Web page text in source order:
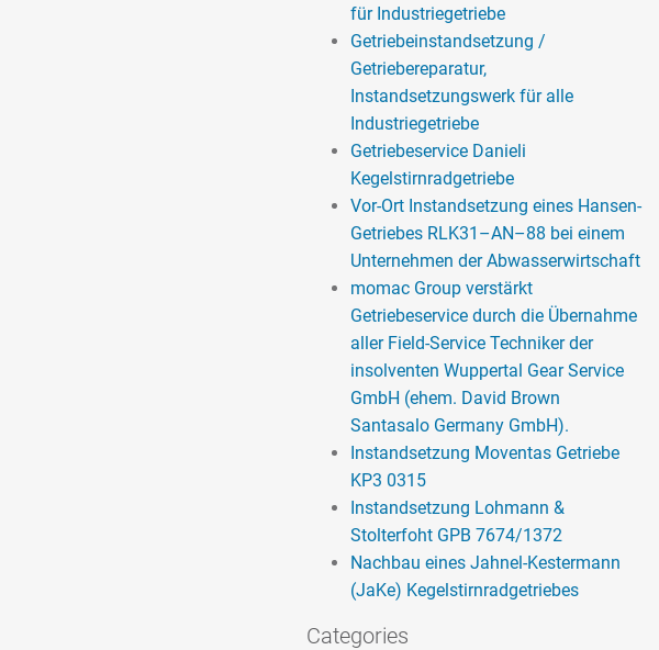
für Industriegetriebe
Getriebeinstandsetzung /
Getriebereparatur,
Instandsetzungswerk für alle
Industriegetriebe
Getriebeservice Danieli
Kegelstirnradgetriebe
Vor-Ort Instandsetzung eines Hansen-
Getriebes RLK31–AN–88 bei einem
Unternehmen der Abwasserwirtschaft
momac Group verstärkt
Getriebeservice durch die Übernahme
aller Field-Service Techniker der
insolventen Wuppertal Gear Service
GmbH (ehem. David Brown
Santasalo Germany GmbH).
Instandsetzung Moventas Getriebe
KP3 0315
Instandsetzung Lohmann &
Stolterfoht GPB 7674/1372
Nachbau eines Jahnel-Kestermann
(JaKe) Kegelstirnradgetriebes
Categories